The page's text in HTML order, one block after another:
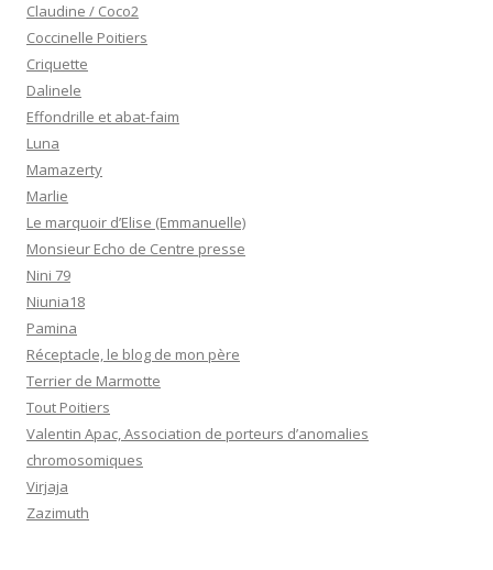
Claudine / Coco2
Coccinelle Poitiers
Criquette
Dalinele
Effondrille et abat-faim
Luna
Mamazerty
Marlie
Le marquoir d’Elise (Emmanuelle)
Monsieur Echo de Centre presse
Nini 79
Niunia18
Pamina
Réceptacle, le blog de mon père
Terrier de Marmotte
Tout Poitiers
Valentin Apac, Association de porteurs d’anomalies
chromosomiques
Virjaja
Zazimuth